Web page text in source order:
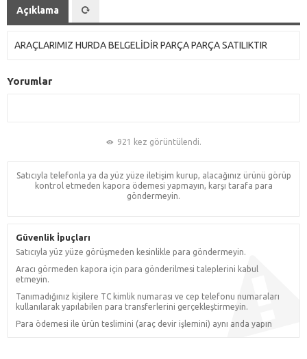
Açıklama
ARAÇLARIMIZ HURDA BELGELİDİR PARÇA PARÇA SATILIKTIR
Yorumlar
921 kez görüntülendi.
Satıcıyla telefonla ya da yüz yüze iletişim kurup, alacağınız ürünü görüp
kontrol etmeden kapora ödemesi yapmayın, karşı tarafa para
göndermeyin.
Güvenlik İpuçları
Satıcıyla yüz yüze görüşmeden kesinlikle para göndermeyin.
Aracı görmeden kapora için para gönderilmesi taleplerini kabul
etmeyin.
Tanımadığınız kişilere TC kimlik numarası ve cep telefonu numaraları
kullanılarak yapılabilen para transferlerini gerçekleştirmeyin.
Para ödemesi ile ürün teslimini (araç devir işlemini) aynı anda yapın